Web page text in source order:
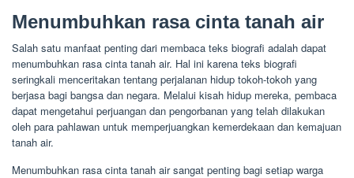
Menumbuhkan rasa cinta tanah air
Salah satu manfaat penting dari membaca teks biografi adalah dapat
menumbuhkan rasa cinta tanah air. Hal ini karena teks biografi
seringkali menceritakan tentang perjalanan hidup tokoh-tokoh yang
berjasa bagi bangsa dan negara. Melalui kisah hidup mereka, pembaca
dapat mengetahui perjuangan dan pengorbanan yang telah dilakukan
oleh para pahlawan untuk memperjuangkan kemerdekaan dan kemajuan
tanah air.
Menumbuhkan rasa cinta tanah air sangat penting bagi setiap warga